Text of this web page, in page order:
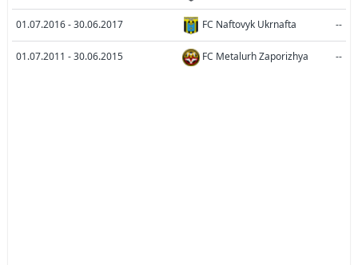
01.07.2016 - 30.06.2017 FC Naftovyk Ukrnafta --
01.07.2011 - 30.06.2015 FC Metalurh Zaporizhya --